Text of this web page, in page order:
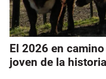
El 2026 en
joven de la historia